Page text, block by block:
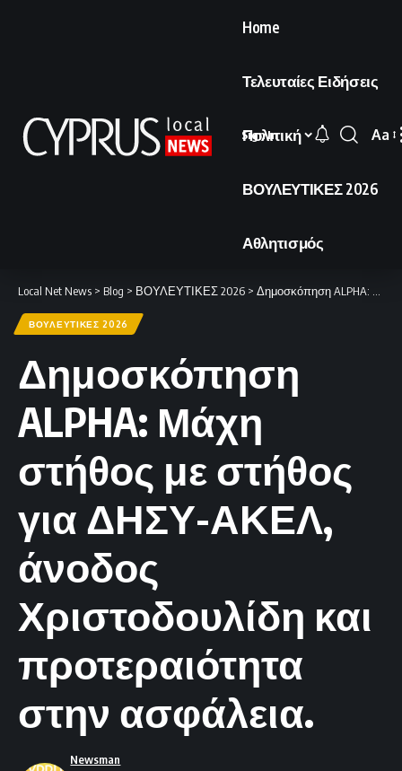
Home
Τελευταίες Ειδήσεις
Πολιτική
ΒΟΥΛΕΥΤΙΚΕΣ 2026
Αθλητισμός
Sign In
Font
Aa
Local Net News > Blog > ΒΟΥΛΕΥΤΙΚΕΣ 2026 > Δημοσκόπηση ALPHA: Μάχη στήθος με στήθος για ΔΗΣΥ-ΑΚΕΛ, άνοδος Χριστοδουλίδη και προτεραιότητα στην ασφάλεια.
ΒΟΥΛΕΥΤΙΚΕΣ 2026
Δημοσκόπηση
ALPHA: Μάχη
στήθος με στήθος
για ΔΗΣΥ-ΑΚΕΛ,
άνοδος
Χριστοδουλίδη και
προτεραιότητα
στην ασφάλεια.
Newsman